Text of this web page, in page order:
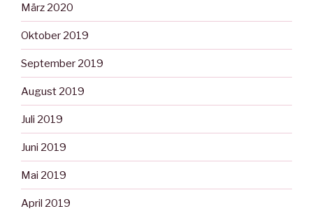
März 2020
Oktober 2019
September 2019
August 2019
Juli 2019
Juni 2019
Mai 2019
April 2019